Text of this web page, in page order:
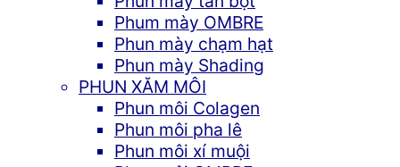
Phum mày OMBRE
Phun mày chạm hạt
Phun mày Shading
PHUN XĂM MÔI
Phun môi Colagen
Phun môi pha lê
Phun môi xí muội